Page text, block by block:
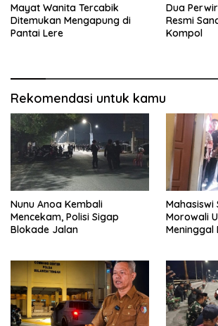
Mayat Wanita Tercabik
Ditemukan Mengapung di
Pantai Lere
Dua
Resmi
Kompol
Rekomendasi untuk kamu
Nunu Anoa Kembali
Mencekam, Polisi Sigap
Blokade Jalan
Mahasiswi
Morowali
Meninggal